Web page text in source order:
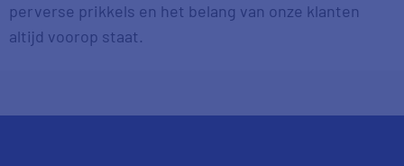
perverse prikkels en het belang van onze klanten
altijd voorop staat.